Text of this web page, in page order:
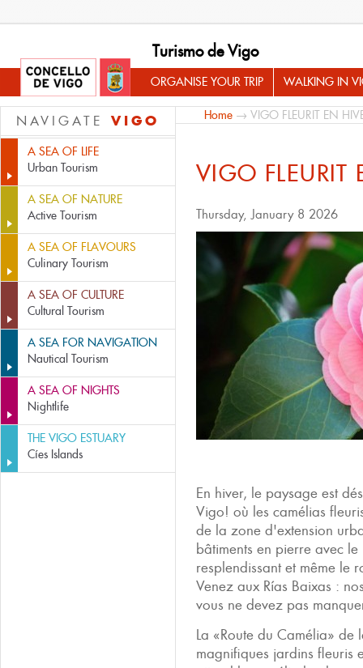
Turismo de Vigo
ORGANISE YOUR TRIP WALKING IN
NAVIGATE VIGO
A SEA OF LIFE
Urban Tourism
A SEA OF NATURE
Active Tourism
A SEA OF FLAVOURS
Culinary Tourism
A SEA OF CULTURE
Cultural Tourism
A SEA FOR NAVIGATION
Nautical Tourism
A SEA OF NIGHTS
Nightlife
THE VIGO ESTUARY
Cíes Islands
Home → VIGO FLEURIT EN
VIGO FLEURIT
Thursday, January 8 2026
En hiver, le paysage est
Vigo! où les camélias
de la zone d'extension
bâtiments en pierre avec
resplendissant et même le
Venez aux Rías Baixas :
vous ne devez pas
La «Route du Camélia»
magnifiques jardins fleuris